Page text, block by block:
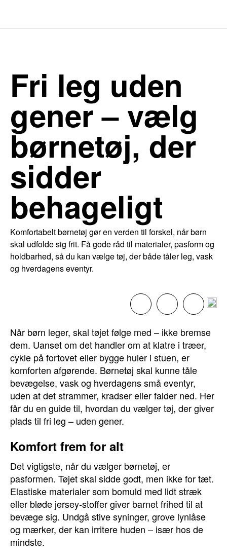
Fri leg uden
gener – vælg
børnetøj, der
sidder
behageligt
Komfortabelt børnetøj gør en verden til forskel, når børn
skal udfolde sig frit. Få gode råd til materialer, pasform og
holdbarhed, så du kan vælge tøj, der både tåler leg, vask
og hverdagens eventyr.
Når børn leger, skal tøjet følge med – ikke bremse
dem. Uanset om det handler om at klatre i træer,
cykle på fortovet eller bygge huler i stuen, er
komforten afgørende. Børnetøj skal kunne tåle
bevægelse, vask og hverdagens små eventyr,
uden at det strammer, kradser eller falder ned. Her
får du en guide til, hvordan du vælger tøj, der giver
plads til fri leg – uden gener.
Komfort frem for alt
Det vigtigste, når du vælger børnetøj, er
pasformen. Tøjet skal sidde godt, men ikke for tæt.
Elastiske materialer som bomuld med lidt stræk
eller bløde jersey-stoffer giver barnet frihed til at
bevæge sig. Undgå stive syninger, grove lynlåse
og mærker, der kan irritere huden – især hos de
mindste.